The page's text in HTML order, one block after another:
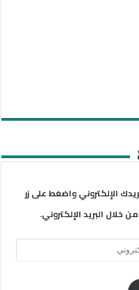
الإلكتروني واضغط على زر
البريد الإلكتروني.